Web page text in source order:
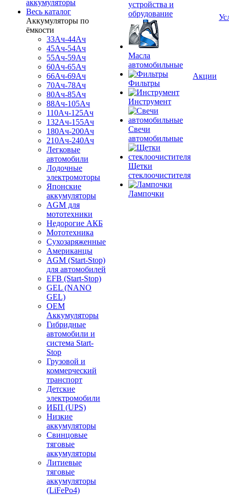
аккумуляторы
Весь каталог
Аккумуляторы по
ёмкости
33Ач-44Ач
45Ач-54Ач
55Ач-59Ач
60Ач-65Ач
66Ач-69Ач
70Ач-78Ач
80Ач-85Ач
88Ач-105Ач
110Ач-125Ач
132Ач-155Ач
180Ач-200Ач
210Ач-240Ач
Легковые
автомобили
Лодочные
электромоторы
Японские
аккумуляторы
AGM для
мототехники
Недорогие АКБ
Мототехника
Сухозаряженные
Американцы
AGM (Start-Stop)
для автомобилей
EFB (Start-Stop)
GEL (NANO
GEL)
OEM
Аккумуляторы
Гибридные
автомобили и
система Start-
Stop
Грузовой и
коммерческий
транспорт
Детские
электромобили
ИБП (UPS)
Низкие
аккумуляторы
Свинцовые
тяговые
аккумуляторы
Литиевые
тяговые
аккумуляторы
(LiFePo4)
устройства и
обрудование
Масла
автомобильные
Фильтры
Инструмент
Свечи
автомобильные
Щетки
стеклоочистителя
Лампочки
Акции